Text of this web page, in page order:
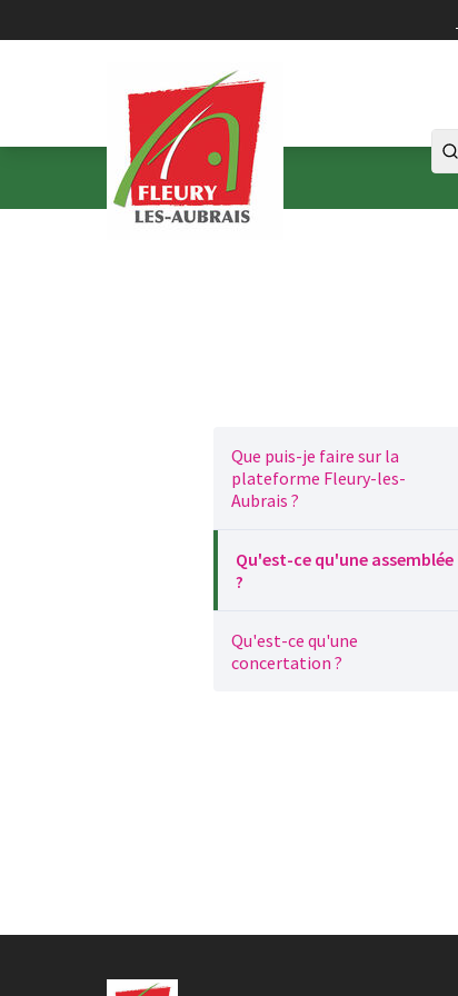
AccueilMenu principal
Que puis-je faire sur la
plateforme Fleury-les-
Aubrais ?
Qu'est-ce qu'une assemblée
?
Qu'est-ce qu'une
concertation ?